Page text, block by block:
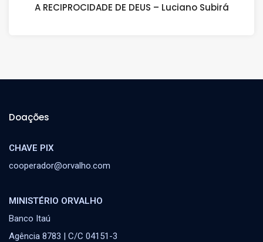
A RECIPROCIDADE DE DEUS – Luciano Subirá
Doações
CHAVE PIX
cooperador@orvalho.com
MINISTÉRIO ORVALHO
Banco Itaú
Agência 8783 | C/C 04151-3